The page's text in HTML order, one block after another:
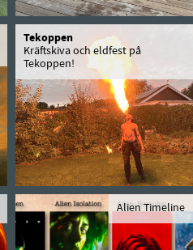
Tekoppen
Kräftskiva och eldfest på
Tekoppen!
Alien Timeline